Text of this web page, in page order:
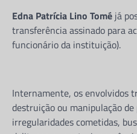
Edna Patrícia Lino Tomé já
transferência assinado para
funcionário da instituição).
Internamente, os envolvidos
destruição ou manipulação
irregularidades cometidas,
CORRUPÇÃO